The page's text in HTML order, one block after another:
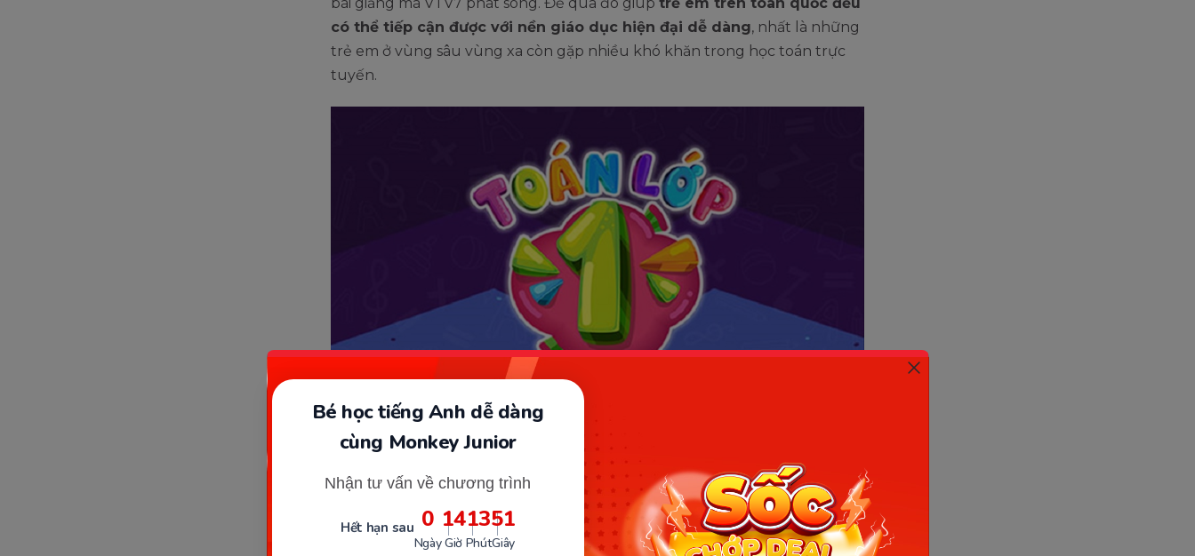
Bé học tiếng Anh dễ dàng
cùng Monkey Junior
Nhận tư vấn về chương trình
Hết hạn sau 0
Ngày
14
Giờ
13
Phút
50
Giây
có thể tiếp cận được với nền giáo dục hiện đại dễ dàng, nhất là những
trẻ em ở vùng sâu vùng xa còn gặp nhiều khó khăn trong học toán trực
tuyến.
VTV7 là kênh giáo dục thuộc đài Truyền hình Việt Nam. (Ảnh: VTV7)
Lịch phát sóng dạy toán lớp 1 VTV7
Đối với chương trình toán lớp 1 VTV7 thường lịch phát sóng cố định mà
nhà đài đưa ra là vào lúc 14:00 từ thứ 2 đến thứ 7.Vậy nên, bố mẹ nên